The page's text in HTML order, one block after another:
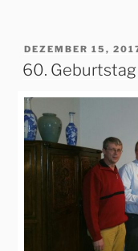
VERÖFFENTLICHT
AM
DEZEMBER 15,
60.